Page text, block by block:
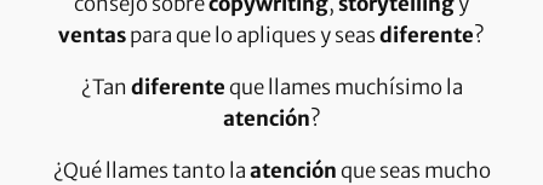
ventaspara que lo apliques y seasdiferente?
¿Tan diferenteque llames muchísimo la
atención?
¿Qué llames tanto laatenciónque seas mucho